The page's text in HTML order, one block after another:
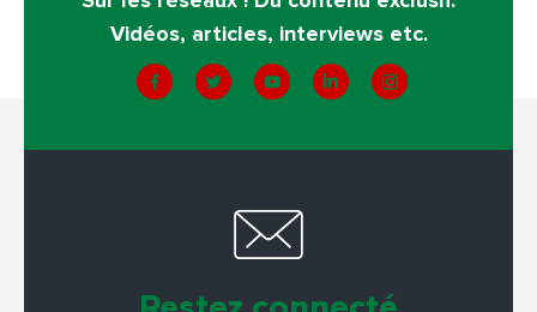
Vidéos, articles, interviews etc.